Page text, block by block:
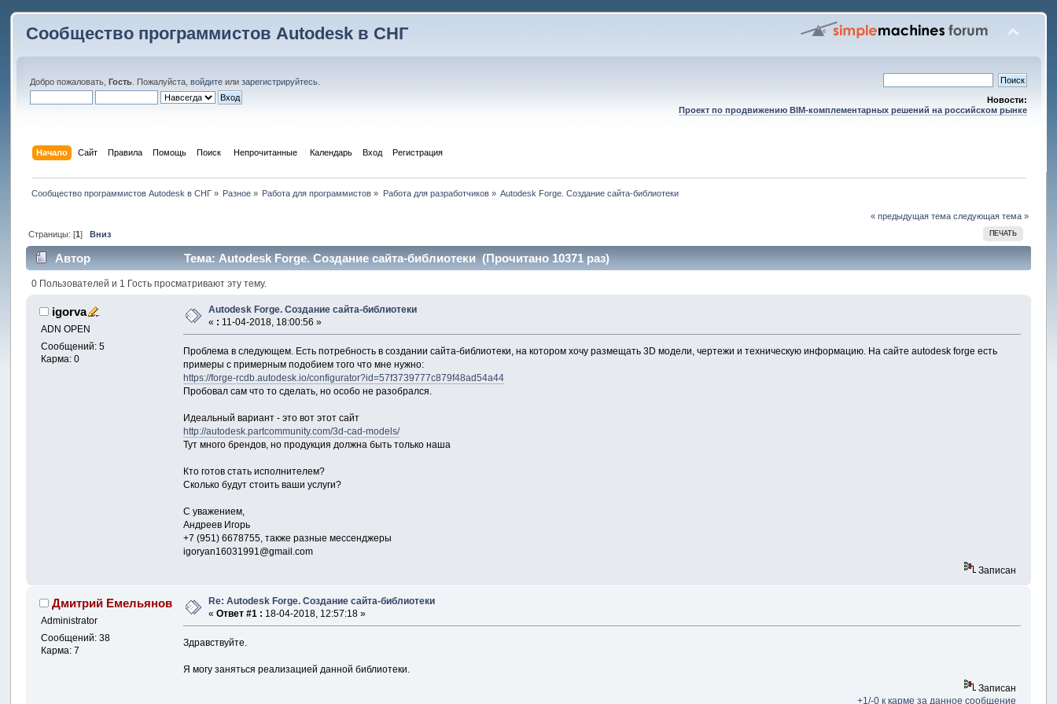
Сообщество программистов Autodesk в СНГ
Добро пожаловать,Гость . Пожалуйста,войдите илизарегистрируйтесь
Новости:
Проект по продвижению BIM-комплементарных решений на российском рынке
Начало Сайт Правила Помощь Поиск Непрочитанные Календарь Вход Регистрация
Сообщество программистов Autodesk в СНГ» Разное » Работа для программистов » Работа для разработчиков» Autodesk Forge. Создание сайта-библиотеки
« предыдущая тема следующая тема »
ПЕЧАТЬ
Страницы: [1] Вниз
Автор Тема: Autodesk Forge. Создание сайта-библиотеки (Прочитано 10371 раз)
0 Пользователей и 1 Гость просматривают эту тему.
igorva
ADN OPEN
Сообщений: 5
Карма: 0
Autodesk Forge. Создание сайта-библиотеки
« : 11-04-2018, 18:00:56 »
Проблема в следующем. Есть потребность в создании сайта-библиотеки, на котором хочу размещать 3D модели, чертежи и техническую информацию. На сайте autodesk forge есть
примеры с примерным подобием того что мне нужно:
https://forge-rcdb.autodesk.io/configurator?id=57f3739777c879f48ad54a44
Пробовал сам что то сделать, но особо не разобрался.
Идеальный вариант - это вот этот сайт
http://autodesk.partcommunity.com/3d-cad-models/
Тут много брендов, но продукция должна быть только наша
Кто готов стать исполнителем?
Сколько будут стоить ваши услуги?
С уважением,
Андреев Игорь
+7 (951) 6678755, также разные мессенджеры
igoryan16031991@gmail.com
Записан
Дмитрий Емельянов
Administrator
Сообщений: 38
Карма: 7
Re: Autodesk Forge. Создание сайта-библиотеки
«Ответ #1 : 18-04-2018, 12:57:18 »
Здравствуйте.
Я могу заняться реализацией данной библиотеки.
Записан
+1/-0 к карме за данное сообщение